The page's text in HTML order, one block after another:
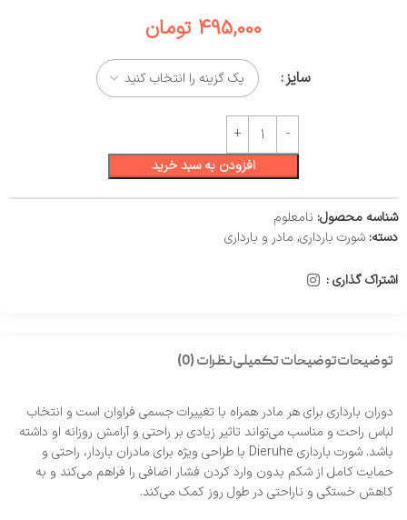
495,000 تومان
سایز
افزودن به سبد خرید
شناسه محصول: نامعلوم
دسته: شورت بارداری, مادر و بارداری
اشتراک گذاری :
توضیحاتتوضیحات تکمیلینظرات (0)
دوران بارداری برای هر مادر همراه با تغییرات جسمی فراوان است و انتخاب
لباس راحت و مناسب می‌تواند تاثیر زیادی بر راحتی و آرامش روزانه او داشته
باشد. شورت بارداری Dieruhe با طراحی ویژه برای مادران باردار، راحتی و
حمایت کامل از شکم بدون وارد کردن فشار اضافی را فراهم می‌کند و به
کاهش خستگی و ناراحتی در طول روز کمک می‌کند.